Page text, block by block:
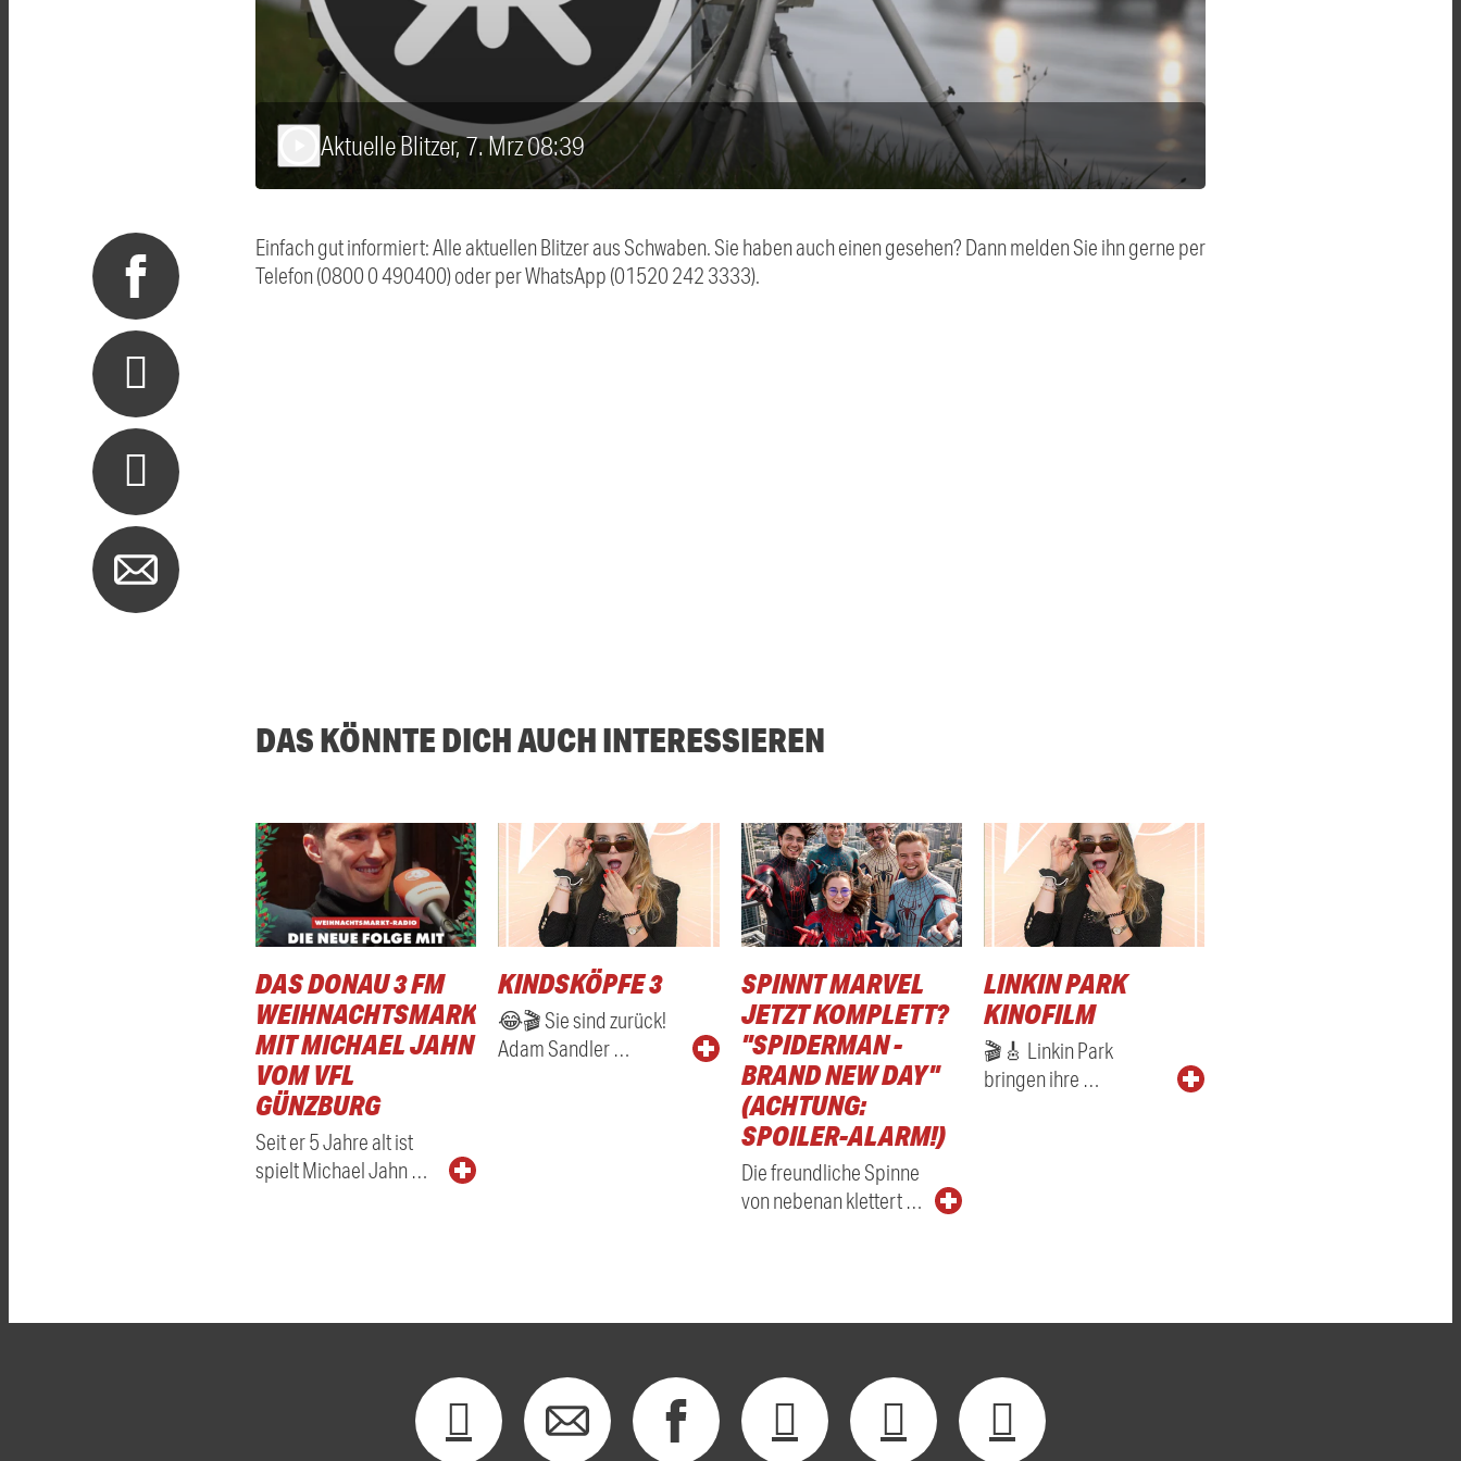
Aktuelle Blitzer, 7. Mrz 08:39
Einfach gut informiert: Alle aktuellen Blitzer aus Schwaben. Sie haben auch einen gesehen? Dann melden Sie ihn gerne per
Telefon (0800 0 490400) oder per WhatsApp (01520 242 3333).
DAS KÖNNTE DICH AUCH INTERESSIEREN
DAS DONAU 3 FM
WEIHNACHTSMARKTRADIO
MIT MICHAEL JAHN
VOM VFL
GÜNZBURG
Seit er 5 Jahre alt ist
spielt Michael Jahn …
KINDSKÖPFE 3
😂🎬 Sie sind zurück!
Adam Sandler …
SPINNT MARVEL
JETZT KOMPLETT?
"SPIDERMAN -
BRAND NEW DAY"
(ACHTUNG:
SPOILER-ALARM!)
Die freundliche Spinne
von nebenan klettert …
LINKIN PARK
KINOFILM
🎬🎸 Linkin Park
bringen ihre …